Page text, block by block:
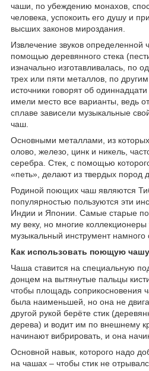
чаши, по убеждению монахов,
человека, успокоить его душу и
высших законов мироздания.
Извлечение звуков определенной
помощью деревянного стека
изначально изготавливалась, по
трех или пяти металлов, по
источники говорят об
имели место все варианты, ведь
сплаве зависели музыкальные
чаш.
Основными металлами, из
олово, железо, цинк и никель,
серебра. Стек, с помощью
«петь», делают из твердых пород
Родиной поющих чаш являются
популярностью пользуются эти
Индии и Японии. Самые старые
му веку, но многие коллекционеры
музыкальный инструмент намного
Как использовать поющую
Чаша ставится на специальную
донцем на вытянутые пальцы
чтобы площадь соприкосновения
была наименьшей, но она не
другой рукой берёте стик
дерева) и водит им по внешнему
начинают вибрировать, и она
Основной навык, которого надо
на чашах – чтобы стик не